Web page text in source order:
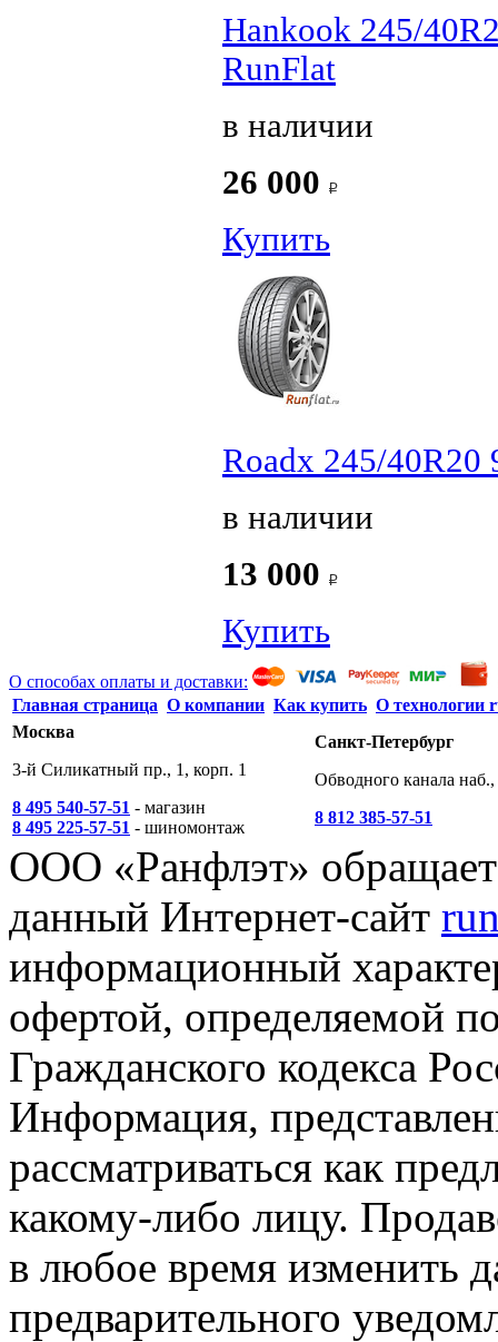
Hankook 245/
RunFlat
в наличии
26 000
Купить
Roadx 245/
в наличии
13 000
Купить
О способах оплаты и доставки:
Главная страница О компании Как купить О технологии
Москва
3-й Силикатный пр., 1, корп. 1
8 495 540-57-51 - магазин
8 495 225-57-51 - шиномонтаж
Санкт-Петербург
Обводного канала
8 812 385-57-51
ООО «Ранфлэт»
данный Интернет-сайт
информационный
офертой, определяемой
Гражданского кодекса
Информация,
рассматриваться как
какому-либо лицу.
в любое время изменить
предварительного